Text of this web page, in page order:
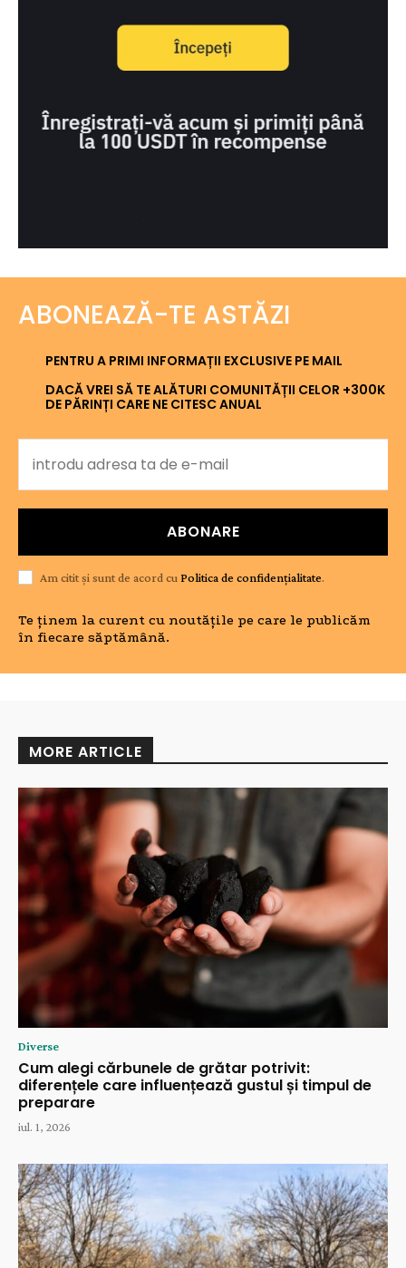
ABONEAZĂ-TE ASTĂZI
PENTRU A PRIMI INFORMAȚII EXCLUSIVE PE MAIL
DACĂ VREI SĂ TE ALĂTURI COMUNITĂȚII CELOR +300K
DE PĂRINȚI CARE NE CITESC ANUAL
ABONARE
Am citit și sunt de acord cu Politica de confidențialitate.
Te ținem la curent cu noutățile pe care le publicăm
în fiecare săptămână.
MORE ARTICLE
Diverse
Cum alegi cărbunele de grătar potrivit:
diferențele care influențează gustul și timpul de
preparare
iul. 1, 2026